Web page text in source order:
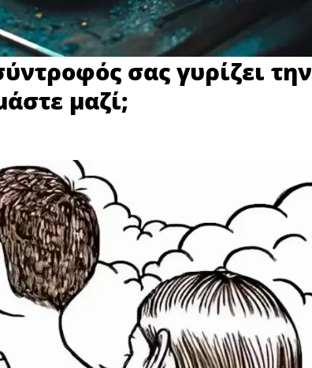
σας γυρίζει την
μαζί;